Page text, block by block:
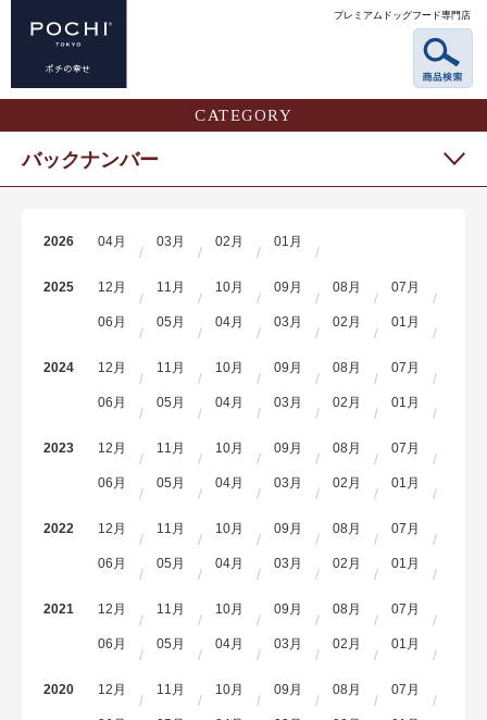
プレミアムドッグフード専門店
CATEGORY
バックナンバー
2026 04月 03月 02月 01月
2025 12月 11月 10月 09月 08月 07月
06月 05月 04月 03月 02月 01月
2024 12月 11月 10月 09月 08月 07月
06月 05月 04月 03月 02月 01月
2023 12月 11月 10月 09月 08月 07月
06月 05月 04月 03月 02月 01月
2022 12月 11月 10月 09月 08月 07月
06月 05月 04月 03月 02月 01月
2021 12月 11月 10月 09月 08月 07月
06月 05月 04月 03月 02月 01月
2020 12月 11月 10月 09月 08月 07月